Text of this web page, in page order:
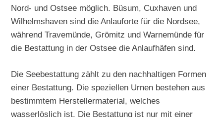
Nord- und Ostsee möglich. Büsum, Cuxhaven und
Wilhelmshaven sind die Anlauforte für die Nordsee,
während Travemünde, Grömitz und Warnemünde für
die Bestattung in der Ostsee die Anlaufhäfen sind.
Die Seebestattung zählt zu den nachhaltigen Formen
einer Bestattung. Die speziellen Urnen bestehen aus
bestimmtem Herstellermaterial, welches
wasserlöslich ist. Die Bestattung ist nur mit einer